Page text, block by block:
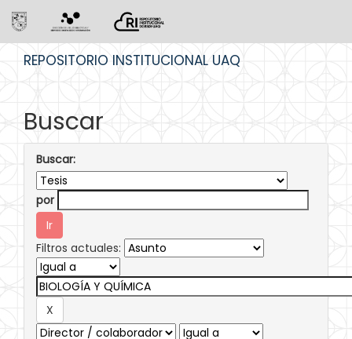
REPOSITORIO INSTITUCIONAL UAQ
Buscar
Buscar:
por
Filtros actuales: